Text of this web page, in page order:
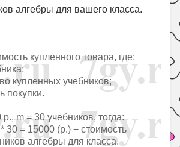
алгебры для вашего класса.
купленного товара, где:
купленных учебников;
покупки.
m = 30 учебников, тогда:
30 = 15000 (р.) − стоимость
алгебры для класса.